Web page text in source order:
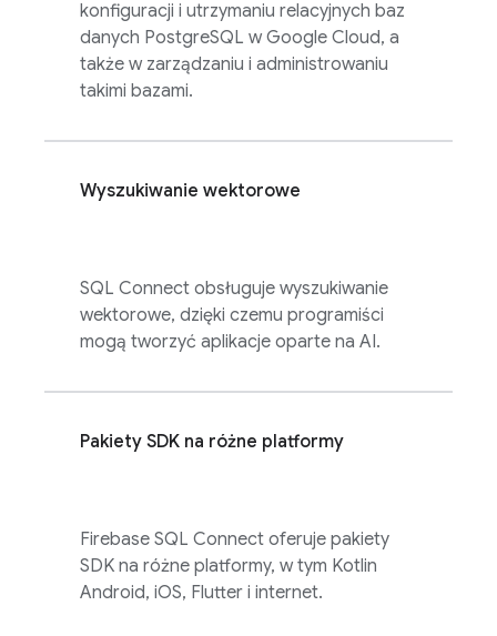
konfiguracji i utrzymaniu relacyjnych baz
danych PostgreSQL w Google Cloud, a
także w zarządzaniu i administrowaniu
takimi bazami.
Wyszukiwanie wektorowe
SQL Connect obsługuje wyszukiwanie
wektorowe, dzięki czemu programiści
mogą tworzyć aplikacje oparte na AI.
Pakiety SDK na różne platformy
Firebase SQL Connect oferuje pakiety
SDK na różne platformy, w tym Kotlin
Android, iOS, Flutter i internet.